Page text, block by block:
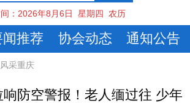
： 2026年8月6日 星期四 农历
闻推荐 协会动态 通知公告
风采重庆
防空警报！老人缅过往 少年